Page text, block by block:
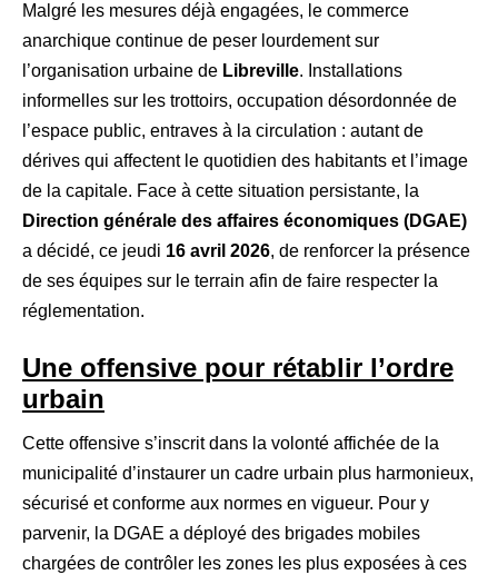
Malgré les mesures déjà engagées, le commerce
anarchique continue de peser lourdement sur
l’organisation urbaine de Libreville. Installations
informelles sur les trottoirs, occupation désordonnée de
l’espace public, entraves à la circulation : autant de
dérives qui affectent le quotidien des habitants et l’image
de la capitale. Face à cette situation persistante, la
Direction générale des affaires économiques (DGAE)
a décidé, ce jeudi 16 avril 2026, de renforcer la présence
de ses équipes sur le terrain afin de faire respecter la
réglementation.
Une offensive pour rétablir l’ordre
urbain
Cette offensive s’inscrit dans la volonté affichée de la
municipalité d’instaurer un cadre urbain plus harmonieux,
sécurisé et conforme aux normes en vigueur. Pour y
parvenir, la DGAE a déployé des brigades mobiles
chargées de contrôler les zones les plus exposées à ces